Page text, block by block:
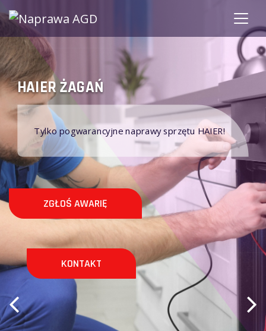
HAIER ŻAGAŃ
Tylko pogwarancyjne naprawy sprzętu HAIER!
ZGŁOŚ AWARIĘ
KONTAKT